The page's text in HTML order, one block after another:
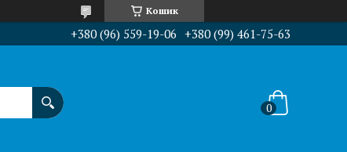
Кошик
+380 (96) 559-19-06 +380 (99) 461-75-63